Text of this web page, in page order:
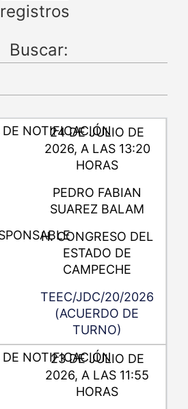
registros
Buscar:
24 DE JULIO DE
2026, A LAS 13:20
HORAS
PEDRO FABIAN
SUAREZ BALAM
H. CONGRESO DEL
ESTADO DE
CAMPECHE
TEEC/JDC/20/2026
(ACUERDO DE
TURNO)
23 DE JULIO DE
2026, A LAS 11:55
HORAS